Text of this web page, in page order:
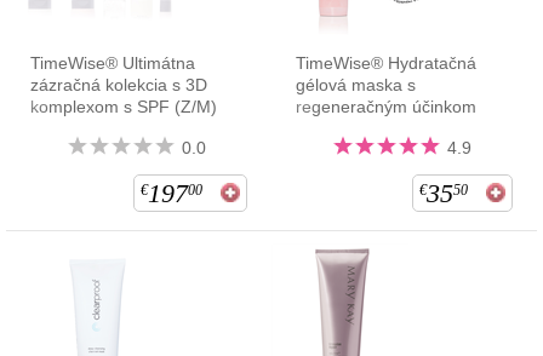
TimeWise® Ultimátna
zázračná kolekcia s 3D
komplexom s SPF (Z/M)
0.0
€19700
TimeWise® Hydratačná
gélová maska s
regeneračným účinkom
4.9
€3550